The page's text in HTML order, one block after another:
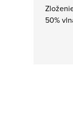
50%